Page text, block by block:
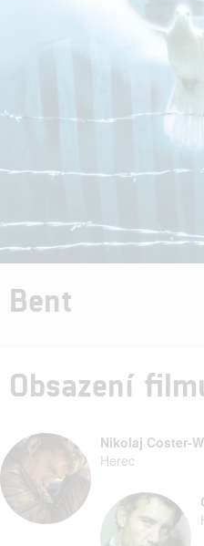
Bent
Obsazení
Nikolaj Coster-
Herec